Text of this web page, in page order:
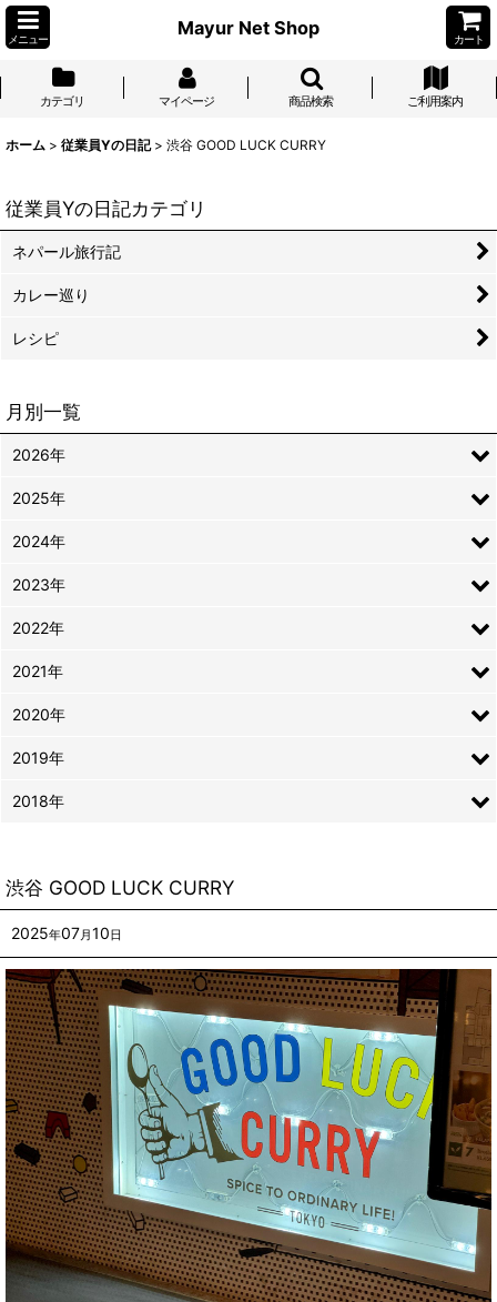
メニュー
Mayur Net Shop
カート
カテゴリ マイページ 商品検索 ご利用案内
ホーム > 従業員Yの日記 > 渋谷 GOOD LUCK CURRY
渋谷 GOOD LUCK CURRY
2025年07月10日
従業員Yの日記カテゴリ
ネパール旅行記
カレー巡り
レシピ
月別一覧
2026年
2025年
2024年
2023年
2022年
2021年
2020年
2019年
2018年